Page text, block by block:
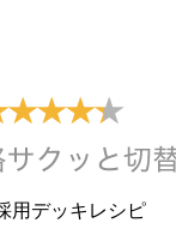
用デッキレシピ